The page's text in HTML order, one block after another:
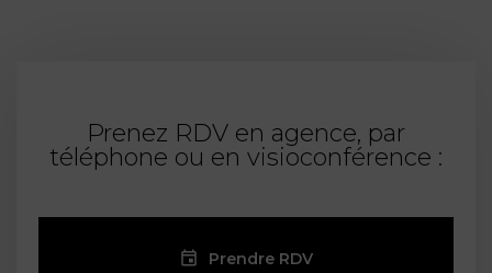
Prenez RDV en agence, par
téléphone ou en visioconférence :
Prendre RDV